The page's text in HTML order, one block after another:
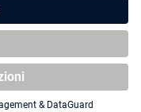
indicato.